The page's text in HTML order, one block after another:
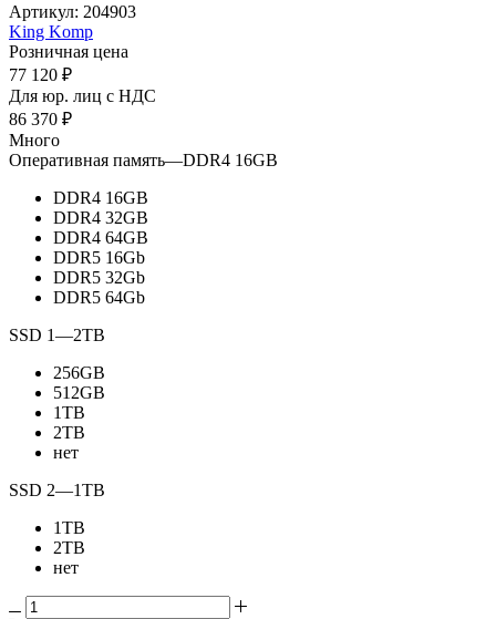
Артикул: 204903
King Komp
Розничная цена
77 120 ₽
Для юр. лиц c НДС
86 370 ₽
Много
Оперативная память—DDR4 16GB
DDR4 16GB
DDR4 32GB
DDR4 64GB
DDR5 16Gb
DDR5 32Gb
DDR5 64Gb
SSD 1—2TB
256GB
512GB
1TB
2TB
нет
SSD 2—1TB
1TB
2TB
нет